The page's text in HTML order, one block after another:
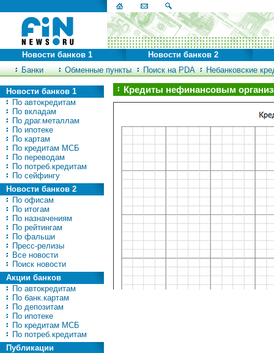
Банки Обменные пункты Поиск на PDA Небанковские
Новости банков 1 Новости банков 2
Новости банков 1
По автокредитам
По вкладам
По драг.металлам
По ипотеке
По картам
По кредитам МСБ
По переводам
По потреб.кредитам
По сейфингу
Новости банков 2
По офисам
По итогам
По назначениям
По рейтингам
По фальши
Пресс-релизы
Все новости
Поиск новости
Акции банков
По автокредитам
По банк.картам
По депозитам
По ипотеке
По кредитам МСБ
По потреб.кредитам
Публикации
Кредиты нефинансовым